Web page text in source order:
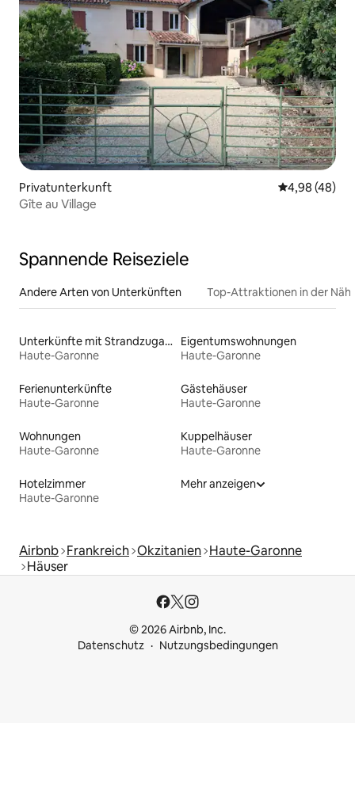
Privatunterkunft
4,98 (48)
Gîte au Village
Spannende Reiseziele
Andere Arten von Unterkünften Top-Attraktionen in der
Unterkünfte mit Strandzugang
Haute-Garonne
Eigentumswohnungen
Haute-Garonne
Ferienunterkünfte
Haute-Garonne
Gästehäuser
Haute-Garonne
Wohnungen
Haute-Garonne
Kuppelhäuser
Haute-Garonne
Hotelzimmer
Haute-Garonne
Mehr anzeigen
Airbnb Frankreich Okzitanien Haute-Garonne
Häuser
© 2026 Airbnb, Inc.
Datenschutz
Nutzungsbedingungen